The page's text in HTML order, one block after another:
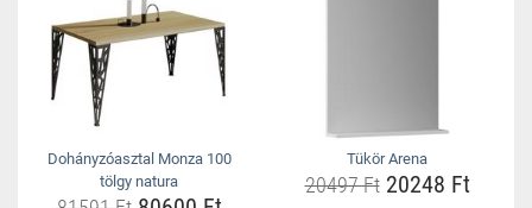
Dohányzóasztal Monza 100
tölgy natura
Tükör Arena
20497 Ft20248 Ft